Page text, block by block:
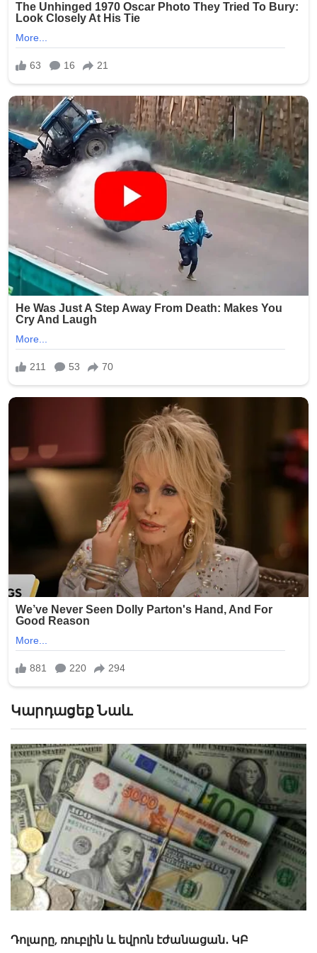
Կարդացեք Նաև
ԿԲ-ն ռուբլիի և դոլարի նոր փոխարժեքներ
սահմանեց